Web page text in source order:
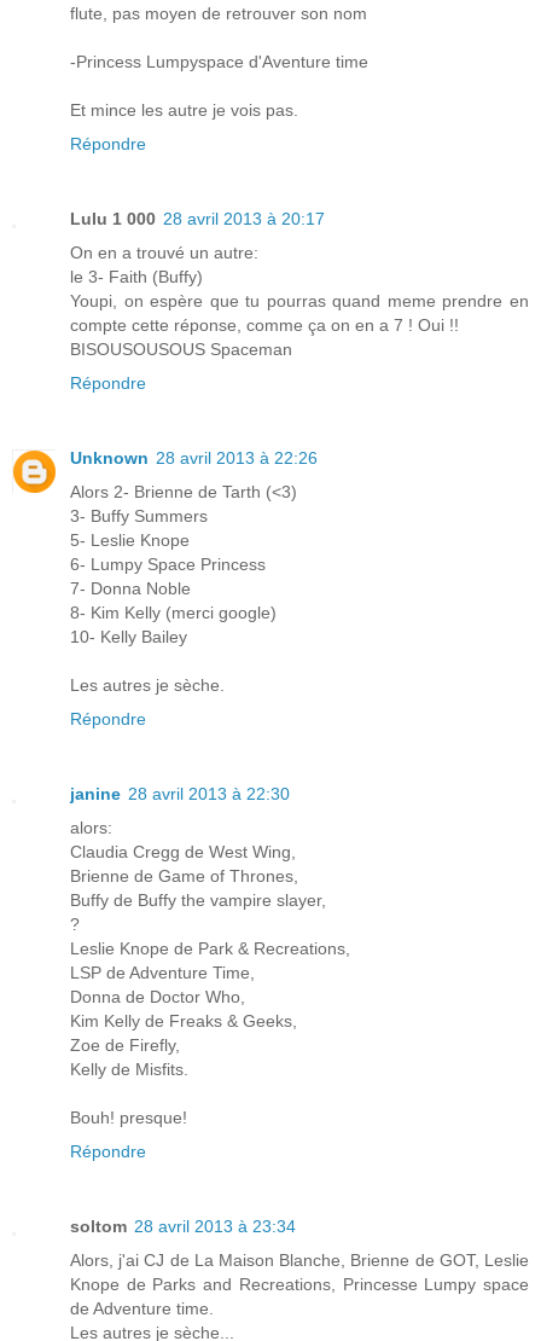
flute, pas moyen de retrouver son nom
-Princess Lumpyspace d'Aventure time
Et mince les autre je vois pas.
Répondre
Lulu 1 000 28 avril 2013 à 20:17
On en a trouvé un autre:
le 3- Faith (Buffy)
Youpi, on espère que tu pourras quand meme prendre en
compte cette réponse, comme ça on en a 7 ! Oui !!
BISOUSOUSOUS Spaceman
Répondre
Unknown 28 avril 2013 à 22:26
Alors 2- Brienne de Tarth (<3)
3- Buffy Summers
5- Leslie Knope
6- Lumpy Space Princess
7- Donna Noble
8- Kim Kelly (merci google)
10- Kelly Bailey
Les autres je sèche.
Répondre
janine 28 avril 2013 à 22:30
alors:
Claudia Cregg de West Wing,
Brienne de Game of Thrones,
Buffy de Buffy the vampire slayer,
?
Leslie Knope de Park & Recreations,
LSP de Adventure Time,
Donna de Doctor Who,
Kim Kelly de Freaks & Geeks,
Zoe de Firefly,
Kelly de Misfits.
Bouh! presque!
Répondre
soltom 28 avril 2013 à 23:34
Alors, j'ai CJ de La Maison Blanche, Brienne de GOT, Leslie
Knope de Parks and Recreations, Princesse Lumpy space
de Adventure time.
Les autres je sèche...